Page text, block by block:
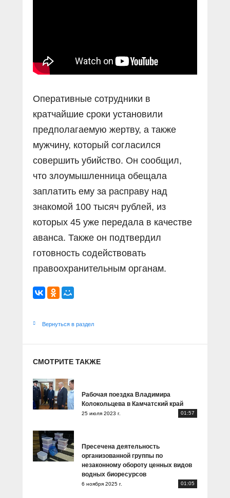
Оперативные сотрудники в
кратчайшие сроки установили
предполагаемую жертву, а также
мужчину, который согласился
совершить убийство. Он сообщил,
что злоумышленница обещала
заплатить ему за расправу над
знакомой 100 тысяч рублей, из
которых 45 уже передала в качестве
аванса. Также он подтвердил
готовность содействовать
правоохранительным органам.
Вернуться в раздел
СМОТРИТЕ ТАКЖЕ
Рабочая поездка Владимира
Колокольцева в Камчатский край
25 июля 2023 г. 01:57
Пресечена деятельность
организованной группы по
незаконному обороту ценных видов
водных биоресурсов
6 ноября 2025 г. 01:05